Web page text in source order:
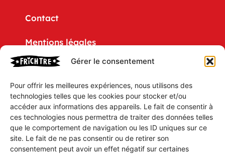
Gérer le consentement
Pour offrir les meilleures expériences, nous utilisons des
technologies telles que les cookies pour stocker et/ou
accéder aux informations des appareils. Le fait de consentir à
ces technologies nous permettra de traiter des données telles
que le comportement de navigation ou les ID uniques sur ce
site. Le fait de ne pas consentir ou de retirer son
consentement peut avoir un effet négatif sur certaines
Contact
Mentions légales
Politique de confidentialité
CGV
Mon compte
Mon Panier